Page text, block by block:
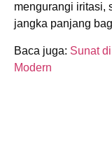
mengurangi iritasi,
jangka panjang
Baca juga: Sunat
Modern